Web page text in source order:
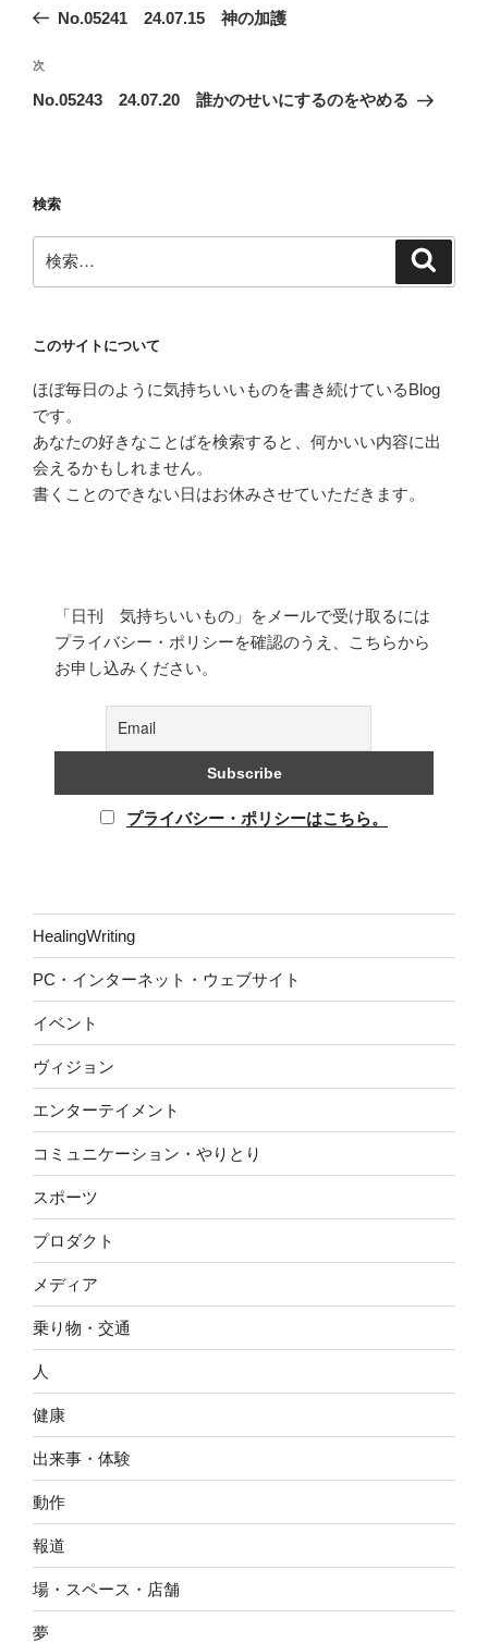
ビ
ゲ
ン
の
稿
No.05241 24.07.15 神の加護
次
の
次
No.05243 24.07.20 誰かのせいにするのをやめる
検索
索:
このサイトについて
ほぼ毎日のように気持ちいいものを書き続けているBlog
です。
あなたの好きなことばを検索すると、何かいい内容に出
会えるかもしれません。
書くことのできない日はお休みさせていただきます。
「日刊 気持ちいいもの」をメールで受け取るには
プライバシー・ポリシーを確認のうえ、こちらから
お申し込みください。
プライバシー・ポリシーはこちら。
HealingWriting
PC・インターネット・ウェブサイト
イベント
ヴィジョン
エンターテイメント
コミュニケーション・やりとり
スポーツ
プロダクト
メディア
乗り物・交通
人
健康
出来事・体験
動作
報道
場・スペース・店舗
夢